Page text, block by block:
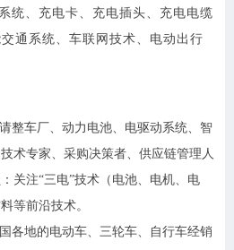
统、充电卡、充电插头、充电电缆
通系统、车联网技术、电动出行
整车厂、动力电池、电驱动系统、智
术专家、采购决策者、供应链管理人
：关注“三电”技术（电池、电机、电
等前沿技术。
国各地的电动车、三轮车、自行车经销